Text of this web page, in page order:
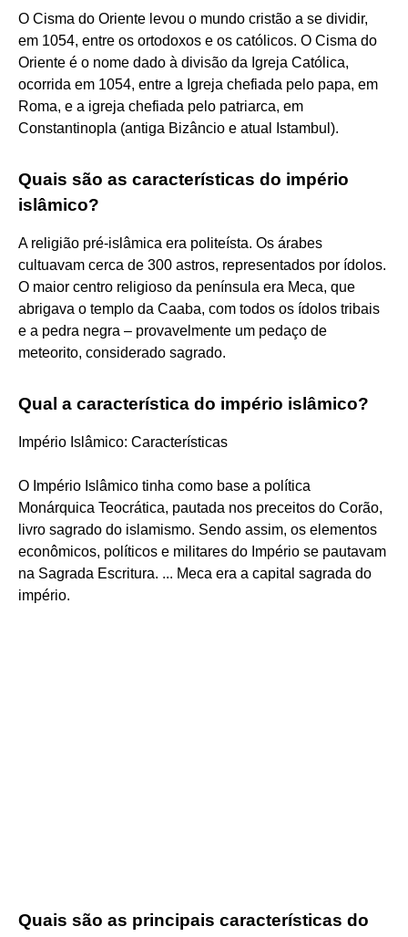
O Cisma do Oriente levou o mundo cristão a se dividir,
em 1054, entre os ortodoxos e os católicos. O Cisma do
Oriente é o nome dado à divisão da Igreja Católica,
ocorrida em 1054, entre a Igreja chefiada pelo papa, em
Roma, e a igreja chefiada pelo patriarca, em
Constantinopla (antiga Bizâncio e atual Istambul).
Quais são as características do império
islâmico?
A religião pré-islâmica era politeísta. Os árabes
cultuavam cerca de 300 astros, representados por ídolos.
O maior centro religioso da península era Meca, que
abrigava o templo da Caaba, com todos os ídolos tribais
e a pedra negra – provavelmente um pedaço de
meteorito, considerado sagrado.
Qual a característica do império islâmico?
Império Islâmico: Características
O Império Islâmico tinha como base a política
Monárquica Teocrática, pautada nos preceitos do Corão,
livro sagrado do islamismo. Sendo assim, os elementos
econômicos, políticos e militares do Império se pautavam
na Sagrada Escritura. ... Meca era a capital sagrada do
império.
Quais são as principais características do